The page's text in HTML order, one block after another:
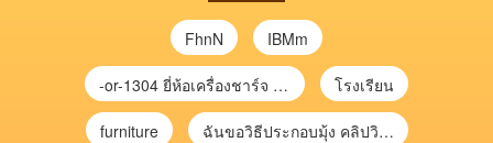
FhnN IBMm
-or-1304 ยี่ห้อเครื่องชาร์จ chargecore โรงเรียน
furniture ฉันขอวิธีประกอบมุ้ง คลิปวิดีโอ การประกอบมุ้ง